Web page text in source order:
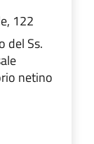
122
del Ss.
netino